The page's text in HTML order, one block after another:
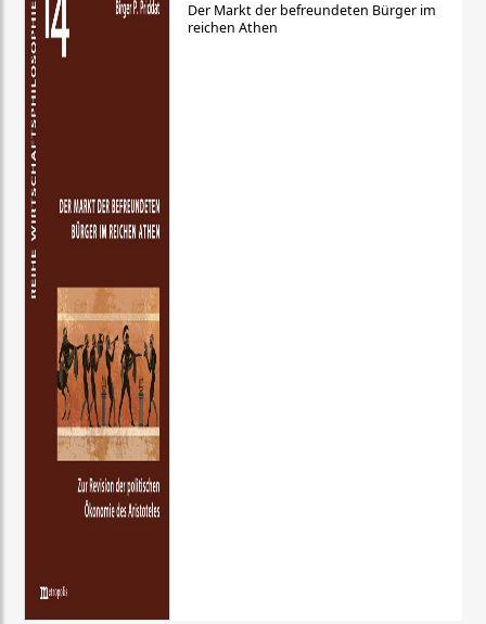
Der Markt der befreundeten Bürger im
reichen Athen